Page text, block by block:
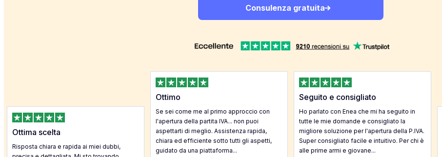
Consulenza gratuita
Ottima scelta
Risposta chiara e rapida ai miei dubbi,
Ottimo
Se sei come me al primo approccio con
l'apertura della partita IVA... non puoi
aspettarti di meglio. Assistenza rapida,
chiara ed efficiente sotto tutti gli aspetti,
guidato da una piattaforma...
Seguito e consigliato
Ho parlato con Enea che mi ha seguito in
tutte le mie domande e consigliato la
migliore soluzione per l'apertura della P.IVA.
Super consigliato facile e intuitivo. Per chi è
alle prime armi e giovane...